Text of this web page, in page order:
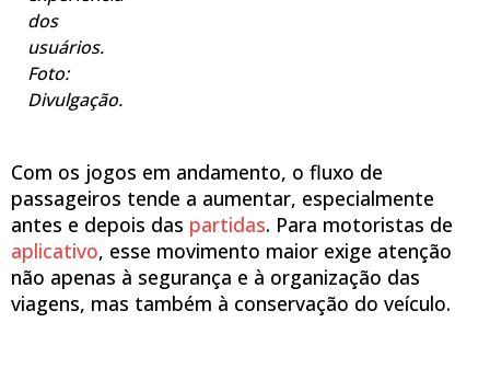
dos
usuários.
Foto:
Divulgação.
Com os jogos em andamento, o fluxo de
passageiros tende a aumentar, especialmente
antes e depois das partidas. Para motoristas de
aplicativo, esse movimento maior exige atenção
não apenas à segurança e à organização das
viagens, mas também à conservação do veículo.